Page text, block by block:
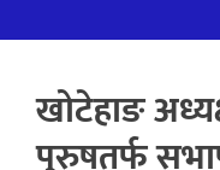
खोटेहाङ
पुरुषतर्फ